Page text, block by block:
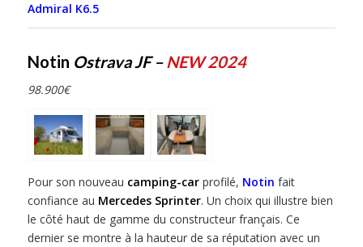
Admiral K6.5
Notin Ostrava JF –NEW 2024
98.900€
Pour son nouveau camping-carprofilé, Notin fait
confiance au Mercedes Sprinter. Un choix qui illustre bien
le côté haut de gamme du constructeur français. Ce
dernier se montre à la hauteur de sa réputation avec un